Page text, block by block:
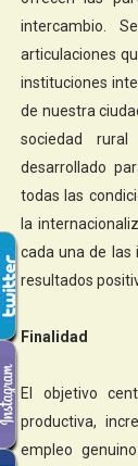
intercambio.
articulaciones
instituciones
de nuestra
sociedad
desarrollado
todas las
la
cada una de las
resultados
Finalidad
El objetivo
productiva,
empleo